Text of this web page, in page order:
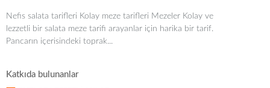
Nefis salata tarifleri Kolay meze tarifleri Mezeler Kolay ve
lezzetli bir salata meze tarifi arayanlar için harika bir tarif.
Pancarın içerisindeki toprak...
Katkıda bulunanlar